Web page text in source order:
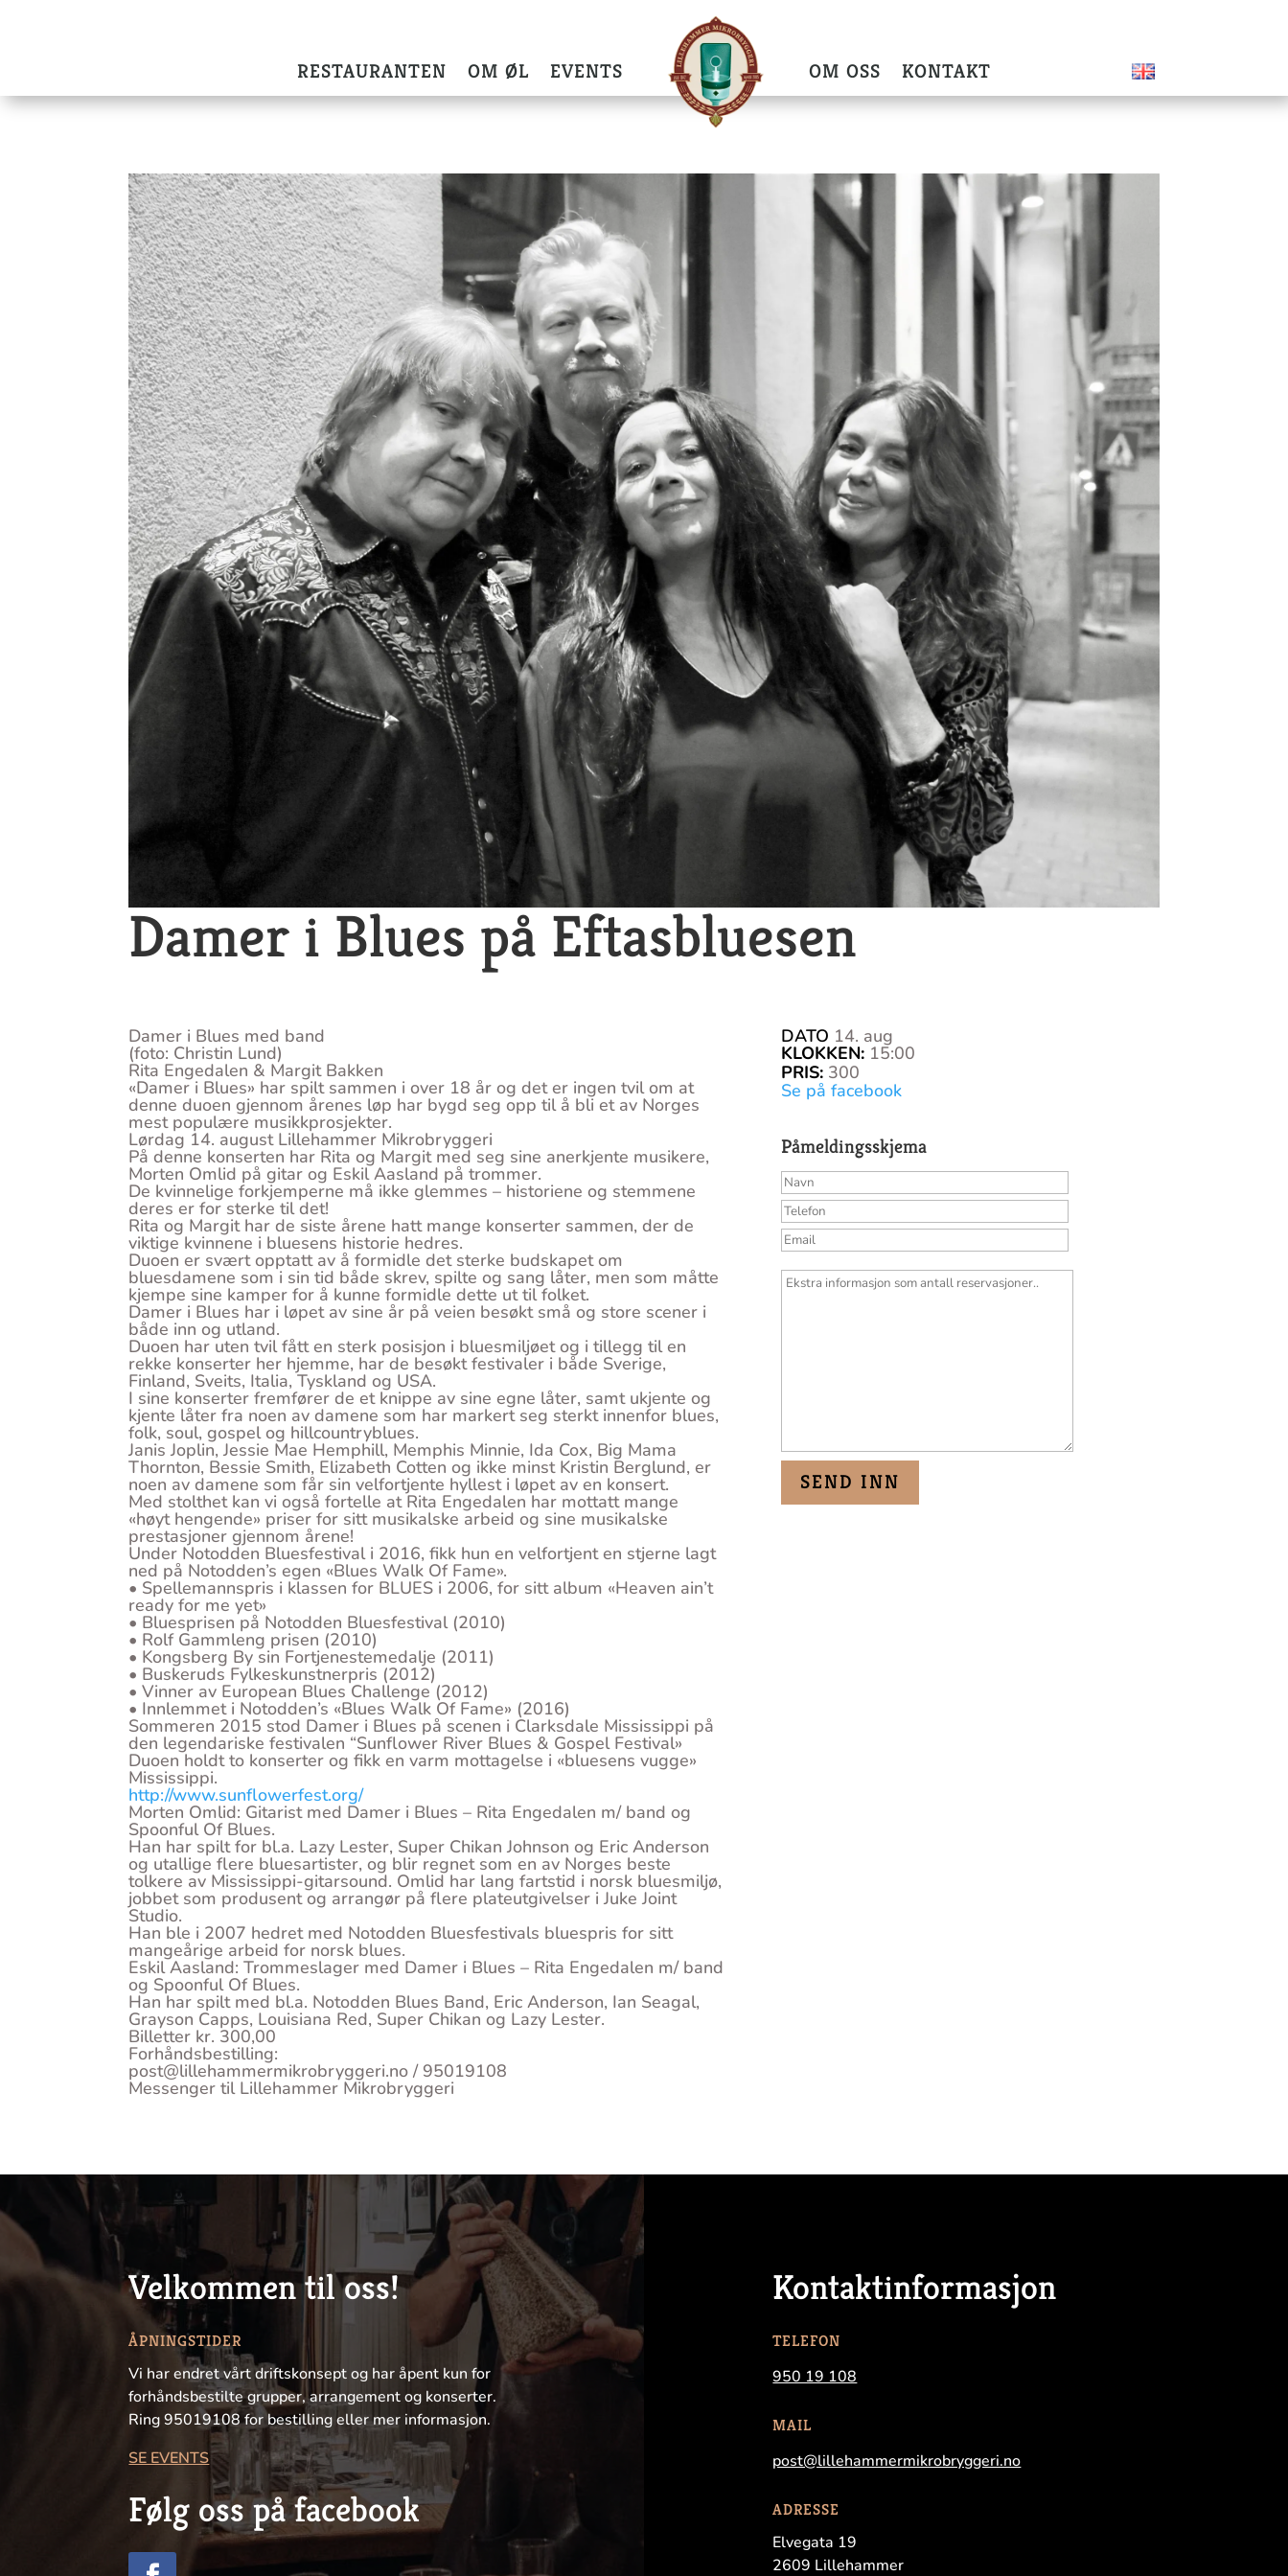
RESTAURANTEN OM ØL EVENTS OM OSS KONTAKT
Damer i Blues på Eftasbluesen
Damer i Blues med band
(foto: Christin Lund)
Rita Engedalen & Margit Bakken
«Damer i Blues» har spilt sammen i over 18 år og det er ingen tvil om at
denne duoen gjennom årenes løp har bygd seg opp til å bli et av Norges
mest populære musikkprosjekter.
Lørdag 14. august Lillehammer Mikrobryggeri
På denne konserten har Rita og Margit med seg sine anerkjente musikere,
Morten Omlid på gitar og Eskil Aasland på trommer.
De kvinnelige forkjemperne må ikke glemmes – historiene og stemmene
deres er for sterke til det!
Rita og Margit har de siste årene hatt mange konserter sammen, der de
viktige kvinnene i bluesens historie hedres.
Duoen er svært opptatt av å formidle det sterke budskapet om
bluesdamene som i sin tid både skrev, spilte og sang låter, men som måtte
kjempe sine kamper for å kunne formidle dette ut til folket.
Damer i Blues har i løpet av sine år på veien besøkt små og store scener i
både inn og utland.
Duoen har uten tvil fått en sterk posisjon i bluesmiljøet og i tillegg til en
rekke konserter her hjemme, har de besøkt festivaler i både Sverige,
Finland, Sveits, Italia, Tyskland og USA.
I sine konserter fremfører de et knippe av sine egne låter, samt ukjente og
kjente låter fra noen av damene som har markert seg sterkt innenfor blues,
folk, soul, gospel og hillcountryblues.
Janis Joplin, Jessie Mae Hemphill, Memphis Minnie, Ida Cox, Big Mama
Thornton, Bessie Smith, Elizabeth Cotten og ikke minst Kristin Berglund, er
noen av damene som får sin velfortjente hyllest i løpet av en konsert.
Med stolthet kan vi også fortelle at Rita Engedalen har mottatt mange
«høyt hengende» priser for sitt musikalske arbeid og sine musikalske
prestasjoner gjennom årene!
Under Notodden Bluesfestival i 2016, fikk hun en velfortjent en stjerne lagt
ned på Notodden’s egen «Blues Walk Of Fame».
• Spellemannspris i klassen for BLUES i 2006, for sitt album «Heaven ain’t
ready for me yet»
• Bluesprisen på Notodden Bluesfestival (2010)
• Rolf Gammleng prisen (2010)
• Kongsberg By sin Fortjenestemedalje (2011)
• Buskeruds Fylkeskunstnerpris (2012)
• Vinner av European Blues Challenge (2012)
• Innlemmet i Notodden’s «Blues Walk Of Fame» (2016)
Sommeren 2015 stod Damer i Blues på scenen i Clarksdale Mississippi på
den legendariske festivalen “Sunflower River Blues & Gospel Festival»
Duoen holdt to konserter og fikk en varm mottagelse i «bluesens vugge»
Mississippi.
http://www.sunflowerfest.org/
Morten Omlid: Gitarist med Damer i Blues – Rita Engedalen m/ band og
Spoonful Of Blues.
Han har spilt for bl.a. Lazy Lester, Super Chikan Johnson og Eric Anderson
og utallige flere bluesartister, og blir regnet som en av Norges beste
tolkere av Mississippi-gitarsound. Omlid har lang fartstid i norsk bluesmiljø,
jobbet som produsent og arrangør på flere plateutgivelser i Juke Joint
Studio.
Han ble i 2007 hedret med Notodden Bluesfestivals bluespris for sitt
mangeårige arbeid for norsk blues.
Eskil Aasland: Trommeslager med Damer i Blues – Rita Engedalen m/ band
og Spoonful Of Blues.
Han har spilt med bl.a. Notodden Blues Band, Eric Anderson, Ian Seagal,
Grayson Capps, Louisiana Red, Super Chikan og Lazy Lester.
Billetter kr. 300,00
Forhåndsbestilling:
post@lillehammermikrobryggeri.no / 95019108
Messenger til Lillehammer Mikrobryggeri
DATO 14. aug
KLOKKEN: 15:00
PRIS: 300
Se på facebook
Påmeldingsskjema
Velkommen til oss!
ÅPNINGSTIDER
Vi har endret vårt driftskonsept og har åpent kun for
forhåndsbestilte grupper, arrangement og konserter.
Ring 95019108 for bestilling eller mer informasjon.
SE EVENTS
Følg oss på facebook
Kontaktinformasjon
TELEFON
950 19 108
MAIL
post@lillehammermikrobryggeri.no
ADRESSE
Elvegata 19
2609 Lillehammer